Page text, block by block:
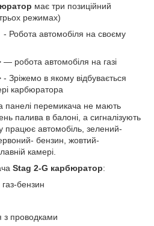
має три позиційний
режимах)
- Робота автомобіля на своєму
— робота автомобіля на газі
- Зріжемо в якому відбувається
карбюратора
панелі перемикача не мають
палива в балоні, а сигналізують
працює автомобіль, зелений-
бензин, жовтий-
камері.
Stag 2-G карбюратор:
бензин
з проводками